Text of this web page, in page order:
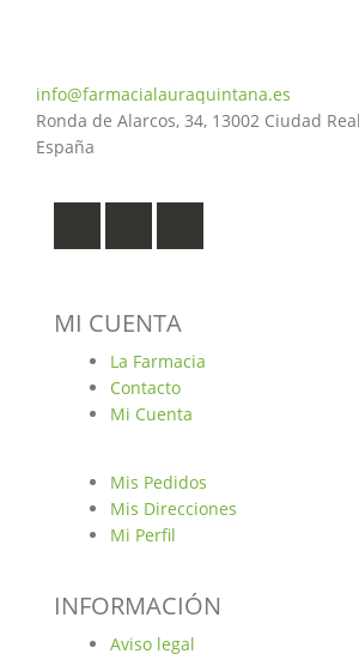
info@farmacialauraquintana.es
Ronda de Alarcos, 34, 13002 Ciudad Real
España
MI CUENTA
La Farmacia
Contacto
Mi Cuenta
Mis Pedidos
Mis Direcciones
Mi Perfil
INFORMACIÓN
Aviso legal